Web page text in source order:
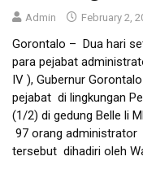
Admin February 2,
Gorontalo – Dua hari
para pejabat
IV ), Gubernur
pejabat di lingkungan
(1/2) di gedung Belle li
97 orang
tersebut dihadiri oleh